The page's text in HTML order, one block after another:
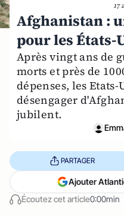
17
Afghanistan :
pour les États-
Après vingt ans de
morts et près de
dépenses, les
désengager
jubilent.
Écoutez cet article0:00min
PARTAGER
Ajouter